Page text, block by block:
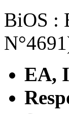
BiOS :
EA,